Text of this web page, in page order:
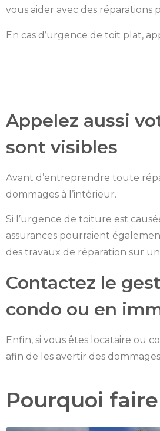
vous aider avec des
En cas d’urgence de toit plat,
Appelez aussi
sont visibles
Avant d’entreprendre toute
dommages à l’intérieur.
Si l’urgence de toiture est
assurances pourraient
des travaux de réparation sur
Contactez le
condo ou en
Enfin, si vous êtes locataire ou
afin de les avertir des
Pourquoi